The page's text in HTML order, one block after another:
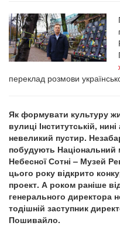
переклад розмови
Як формувати культуру
вулиці Інститутській,
невеликий пустир.
побудують Національний
Небесної Сотні – Музей
цього року відкрито
проект. А роком раніше
генерального директора
тодішній заступник
Пошивайло.